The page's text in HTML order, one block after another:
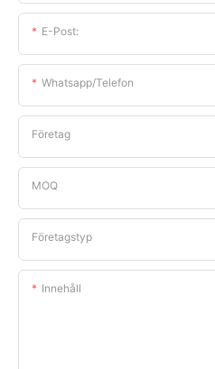
E-Post:
Whatsapp/telefon
Företag
MOQ
Företagstyp
Innehåll